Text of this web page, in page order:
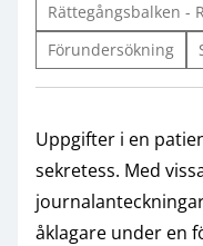
Rättegångsbalken -
Förundersökning
Uppgifter i en
sekretess. Med
åklagare under en